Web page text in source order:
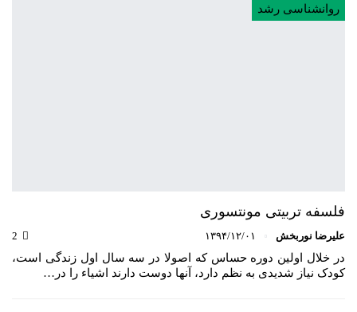
روانشناسی رشد
فلسفه تربیتی مونتسوری
علیرضا نوربخش ۱۳۹۴/۱۲/۰۱
در خلال اولین دوره حساس که اصولا در سه سال اول زندگی است،
کودک نیاز شدیدی به نظم دارد، آنها دوست دارند اشیاء را در…